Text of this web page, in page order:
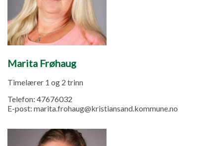
Marita Frøhaug
Timelærer 1 og 2 trinn
Telefon: 47676032
E-post: marita.frohaug@kristiansand.kommune.no